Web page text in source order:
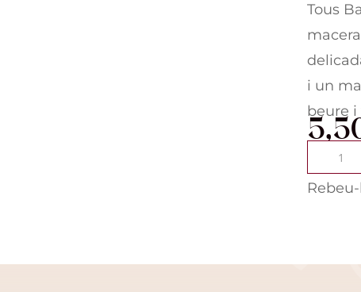
Tous
i un
beure
Tous
Baro